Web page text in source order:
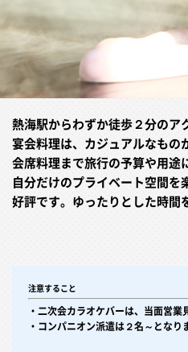
熱海駅からわずか徒歩２分のア
宴会料理は、カジュアルなもの
会席料理まで旅行の予算や用途
自分だけのプライベート空間を
好評です。ゆったりとした時間
注意すること
・二次会カラオケバーは、当面営業
・コンパニオン派遣は２名～となり